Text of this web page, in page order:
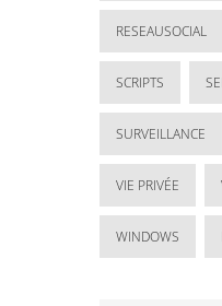
RESEAUSOCIAL
SCRIPTS
SURVEILLANCE
VIE PRIVÉE
WINDOWS